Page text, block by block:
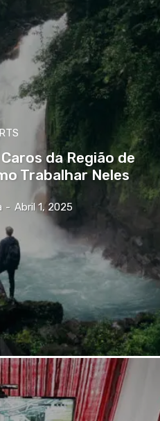
da Região de
Trabalhar Neles
- Abril 1, 2025